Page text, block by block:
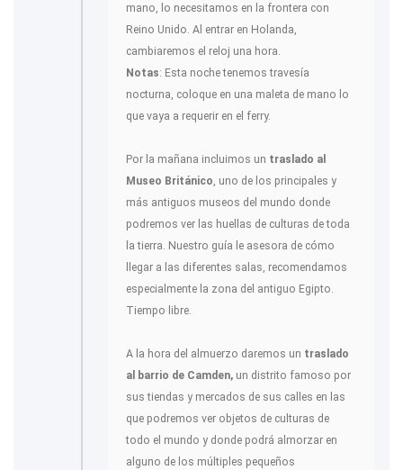
mano, lo necesitamos en la frontera con
Reino Unido. Al entrar en Holanda,
cambiaremos el reloj una hora.
Notas: Esta noche tenemos travesía
nocturna, coloque en una maleta de mano lo
que vaya a requerir en el ferry.
Por la mañana incluimos un traslado al
Museo Británico, uno de los principales y
más antiguos museos del mundo donde
podremos ver las huellas de culturas de toda
la tierra. Nuestro guía le asesora de cómo
llegar a las diferentes salas, recomendamos
especialmente la zona del antiguo Egipto.
Tiempo libre.
A la hora del almuerzo daremos un traslado
al barrio de Camden, un distrito famoso por
sus tiendas y mercados de sus calles en las
que podremos ver objetos de culturas de
todo el mundo y donde podrá almorzar en
alguno de los múltiples pequeños